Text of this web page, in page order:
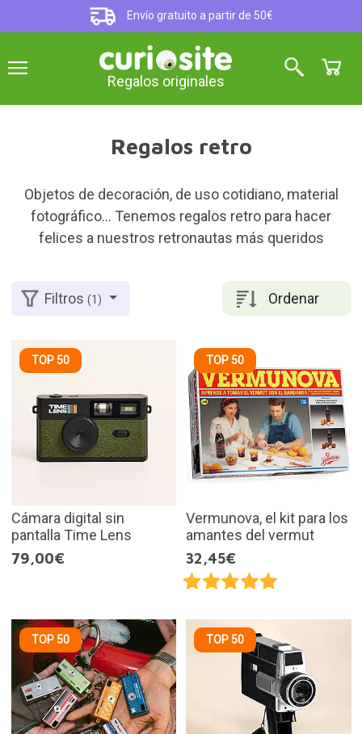
Envío gratuito a partir de 50€
Regalos originales
Regalos retro
Objetos de decoración, de uso cotidiano, material
fotográfico... Tenemos regalos retro para hacer
felices a nuestros retronautas más queridos
Ordenar
Filtros(1)
TOP 50
Cámara digital sin
pantalla Time Lens
79,00€
TOP 50
Vermunova, el kit para los
amantes del vermut
32,45€
TOP 50 TOP 50